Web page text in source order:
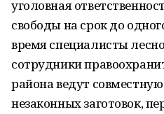
уголовная
свободы на срок до
время специалисты
сотрудники
района ведут
незаконных заготовок,